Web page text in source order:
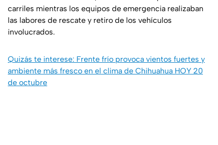
carriles mientras los equipos de emergencia realizaban
las labores de rescate y retiro de los vehículos
involucrados.
Quizás te interese: Frente frío provoca vientos fuertes y
ambiente más fresco en el clima de Chihuahua HOY 20
de octubre